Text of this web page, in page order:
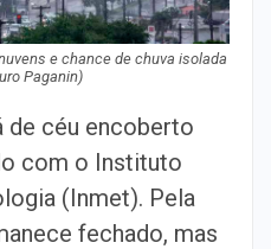
e chance de chuva isolada
Paganin)
de céu encoberto
com o Instituto
(Inmet). Pela
fechado, mas